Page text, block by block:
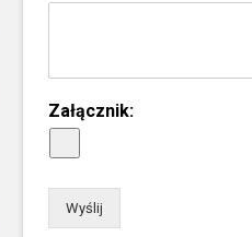
Załącznik:
Wyślij